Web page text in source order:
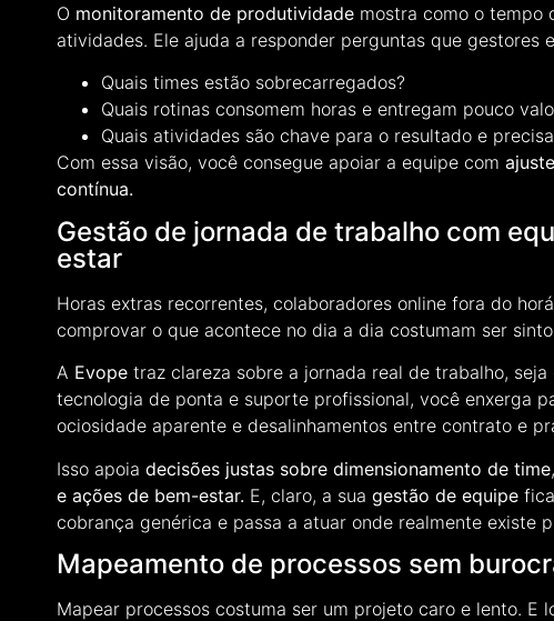
O monitoramento de produtividade mostra como o tempo
atividades. Ele ajuda a responder perguntas que gestores
Quais times estão sobrecarregados?
Quais rotinas consomem horas e entregam pouco
Quais atividades são chave para o resultado e
Com essa visão, você consegue apoiar a equipe com
contínua.
Gestão de jornada de trabalho com
estar
Horas extras recorrentes, colaboradores online fora do
comprovar o que acontece no dia a dia costumam ser
A Evopetraz clareza sobre a jornada real de trabalho,
tecnologia de ponta e suporte profissional, você enxerga
ociosidade aparente e desalinhamentos entre contrato e
Isso apoiadecisões justas sobre dimensionamento de time
e ações de bem-estar. E, claro, a suagestão de equipe
cobrança genérica e passa a atuar onde realmente existe
Mapeamento de processos sem
Mapear processos costuma ser um projeto caro e lento. E